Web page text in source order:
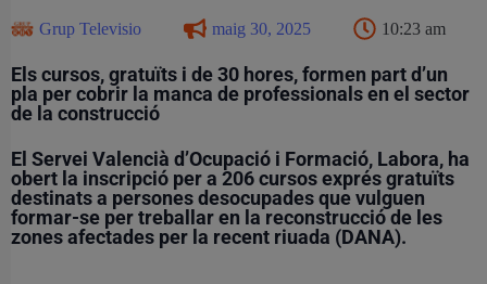
Grup Televisio maig 30, 2025 10:23 am
Els cursos, gratuïts i de 30 hores, formen part d’un
pla per cobrir la manca de professionals en el sector
de la construcció
El Servei Valencià d’Ocupació i Formació, Labora, ha
obert la inscripció per a 206 cursos exprés gratuïts
destinats a persones desocupades que vulguen
formar-se per treballar en la reconstrucció de les
zones afectades per la recent riuada (DANA).